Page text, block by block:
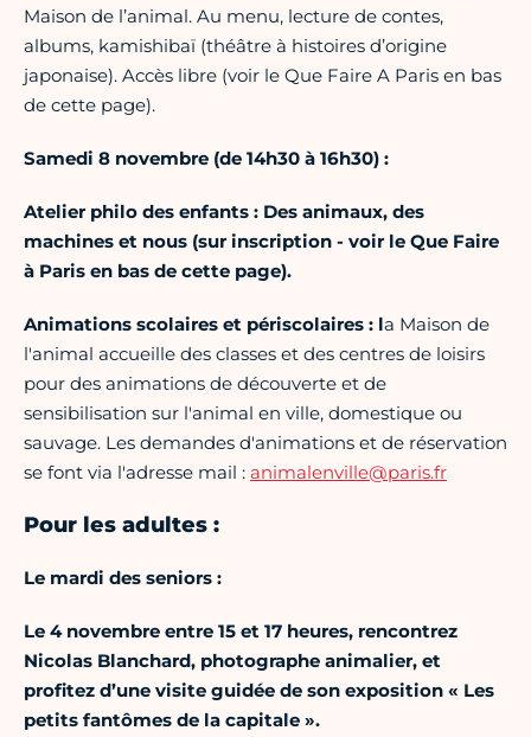
Maison de l’animal. Au menu, lecture de contes,
albums, kamishibaï (théâtre à histoires d’origine
japonaise). Accès libre (voir le Que Faire A Paris en bas
de cette page).
Samedi 8 novembre (de 14h30 à 16h30) :
Atelier philo des enfants : Des animaux, des
machines et nous (sur inscription - voir le Que Faire
à Paris en bas de cette page).
Animations scolaires et périscolaires : la Maison de
l'animal accueille des classes et des centres de loisirs
pour des animations de découverte et de
sensibilisation sur l'animal en ville, domestique ou
sauvage. Les demandes d'animations et de réservation
se font via l'adresse mail : animalenville@paris.fr
Pour les adultes :
Le mardi des seniors :
Le 4 novembre entre 15 et 17 heures, rencontrez
Nicolas Blanchard, photographe animalier, et
profitez d’une visite guidée de son exposition « Les
petits fantômes de la capitale ».